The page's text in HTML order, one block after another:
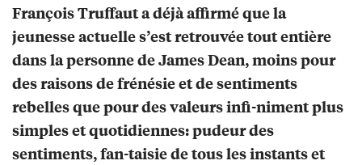
François Truffaut a déjà affirmé que la
jeunesse actuelle s’est retrouvée tout entière
dans la personne de James Dean, moins pour
des raisons de frénésie et de sentiments
rebelles que pour des valeurs infi-niment plus
simples et quotidiennes: pudeur des
sentiments, fan-taisie de tous les instants et